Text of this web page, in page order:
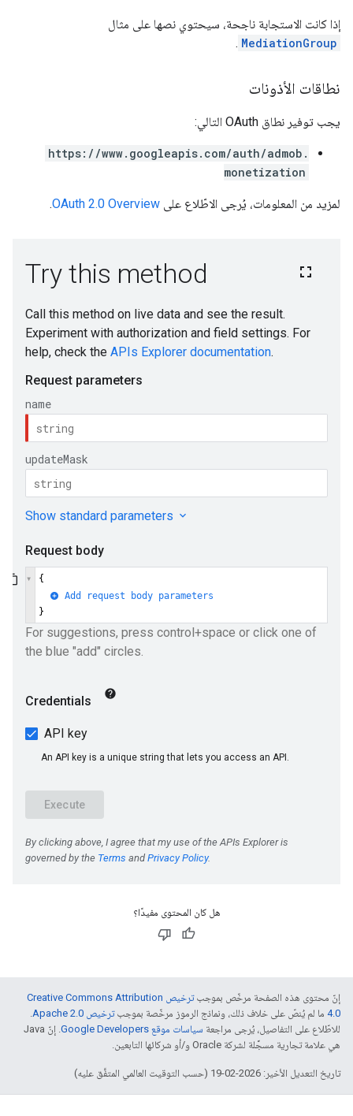
إذا كانت الاستجابة ناجحة، سيحتوي نصها على مثال
MediationGroup
.
نطاقات الأذونات
يجب توفير نطاق OAuth التالي:
https://www.googleapis.com/auth/admob.
monetization
لمزيد من المعلومات، يُرجى الاطّلاع على OAuth 2.0 Overview
.
هل كان المحتوى مفيدًا؟
إنّ محتوى هذه الصفحة مرخّص بموجب
ترخيص Creative Commons Attribution
4.0‏ ما لم يُنصّ على خلاف ذلك، ونماذج الرموز مرخّصة بموجبترخيص Apache 2.0‏
.
للاطّلاع على التفاصيل، يُرجى مراجعة سياسات موقع Google Developers‏
. إنّ Java
هي علامة تجارية مسجَّلة لشركة Oracle و/أو شركائها التابعين.
تاريخ التعديل الأخير: 2026-02-19 (حسب التوقيت العالمي المتفَّق عليه)